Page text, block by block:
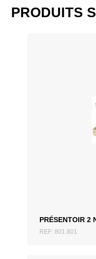
Dimensions :
PRODUITS
PRÉSENTOIR 2
REF: 801.801